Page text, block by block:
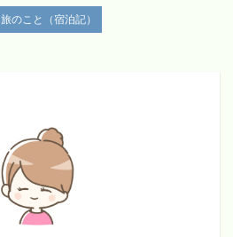
旅のこと（宿泊記）